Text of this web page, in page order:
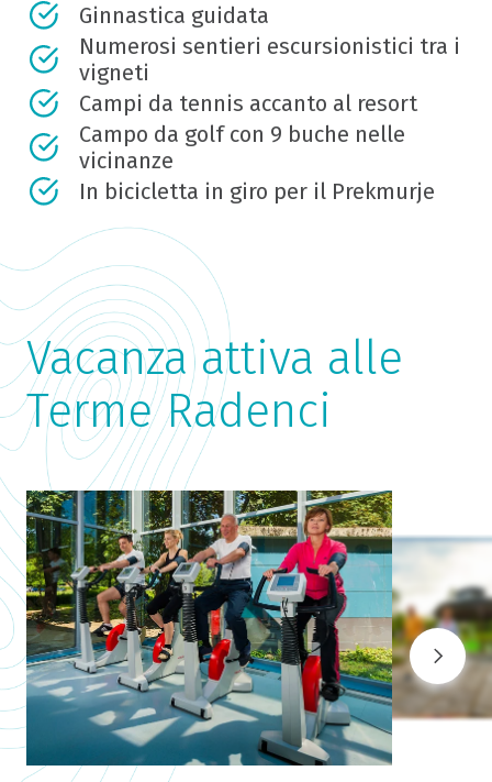
Ginnastica guidata
Numerosi sentieri escursionistici tra i
vigneti
Campi da tennis accanto al resort
Campo da golf con 9 buche nelle
vicinanze
In bicicletta in giro per il Prekmurje
Vacanza attiva alle
Terme Radenci